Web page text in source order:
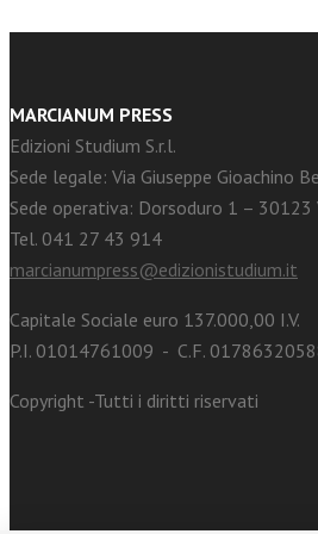
MARCIANUM PRESS
Edizioni Studium S.r.l.
Sede legale: Via Giuseppe Gioachino
Sede operativa: Dorsoduro 1 – 30123
Tel. 041 27 43 914
marcianumpress@edizionistudium.it
Capitale Sociale euro 137.000,00 I.V.
P.I. 01014761009 - C.F.
Copyright -Tutti i diritti riservati